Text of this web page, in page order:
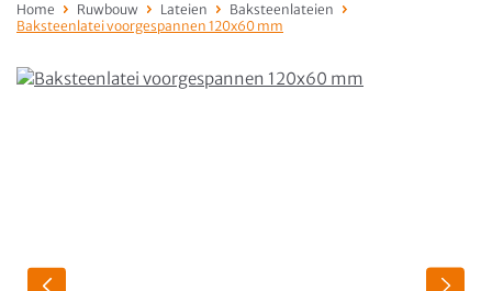
Home Ruwbouw Lateien
Baksteenlateien
Baksteenlatei voorgespannen 120x60 mm